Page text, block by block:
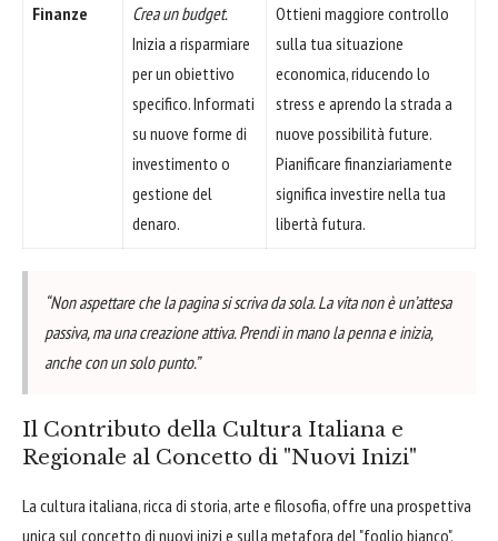
Finanze
Crea un budget.
Inizia a risparmiare
per un obiettivo
specifico. Informati
su nuove forme di
investimento o
gestione del
denaro.
Ottieni maggiore controllo
sulla tua situazione
economica, riducendo lo
stress e aprendo la strada a
nuove possibilità future.
Pianificare finanziariamente
significa investire nella tua
libertà futura.
“Non aspettare che la pagina si scriva da sola. La vita non è un’attesa
passiva, ma una creazione attiva. Prendi in mano la penna e inizia,
anche con un solo punto.”
Il Contributo della Cultura Italiana e
Regionale al Concetto di "Nuovi Inizi"
La cultura italiana, ricca di storia, arte e filosofia, offre una prospettiva
unica sul concetto di nuovi inizi e sulla metafora del "foglio bianco".